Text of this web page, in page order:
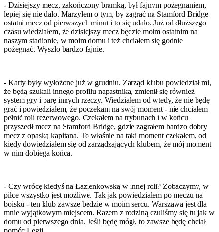
- Dzisiejszy mecz, zakończony bramką, był fajnym pożegnaniem,
lepiej się nie dało. Marzyłem o tym, by zagrać na Stamford Bridge
ostatni mecz od pierwszych minut i to się udało. Już od dłuższego
czasu wiedziałem, że dzisiejszy mecz będzie moim ostatnim na
naszym stadionie, w moim domu i też chciałem się godnie
pożegnać. Wyszło bardzo fajnie.
- Karty były wyłożone już w grudniu. Zarząd klubu powiedział mi,
że będą szukali innego profilu napastnika, zmienił się również
system gry i parę innych rzeczy. Wiedziałem od wtedy, że nie będę
grać i powiedziałem, że poczekam na swój moment - nie chciałem
pełnić roli rezerwowego. Czekałem na trybunach i w końcu
przyszedł mecz na Stamford Bridge, gdzie zagrałem bardzo dobry
mecz z opaską kapitana. To właśnie na taki moment czekałem, od
kiedy dowiedziałem się od zarządzających klubem, że mój moment
w nim dobiega końca.
- Czy wrócę kiedyś na Łazienkowską w innej roli? Zobaczymy, w
piłce wszystko jest możliwe. Tak jak powiedziałem po meczu na
boisku - ten klub zawsze będzie w moim sercu. Warszawa jest dla
mnie wyjątkowym miejscem. Razem z rodziną czuliśmy się tu jak w
domu od pierwszego dnia. Jeśli będę mógł, to zawsze będę chciał
pomóc Legii.